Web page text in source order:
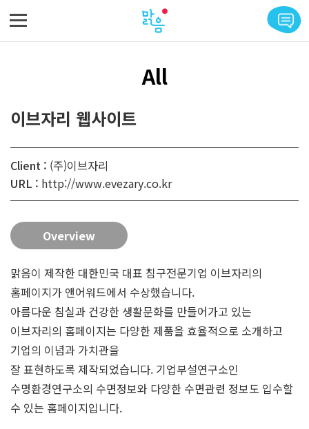
All
이브자리 웹사이트
Client : (주)이브자리
URL : http://www.evezary.co.kr
Overview
맑음이 제작한 대한민국 대표 침구전문기업 이브자리의
홈페이지가 앤어워드에서 수상했습니다.
아름다운 침실과 건강한 생활문화를 만들어가고 있는
이브자리의 홈페이지는 다양한 제품을 효율적으로 소개하고
기업의 이념과 가치관을
잘 표현하도록 제작되었습니다. 기업부설연구소인
수명환경연구소의 수면정보와 다양한 수면관련 정보도 입수할
수 있는 홈페이지입니다.